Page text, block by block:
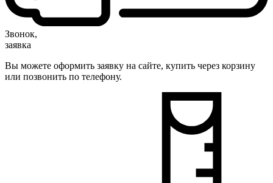
Звонок,
заявка
Вы можете оформить заявку на сайте, купить через корзину
или позвонить по телефону.